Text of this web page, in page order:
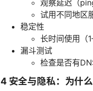
观察延迟（
试用不同地区
稳定性
长时间使用（
漏斗测试
检查是否有
4 安全与隐私：为什